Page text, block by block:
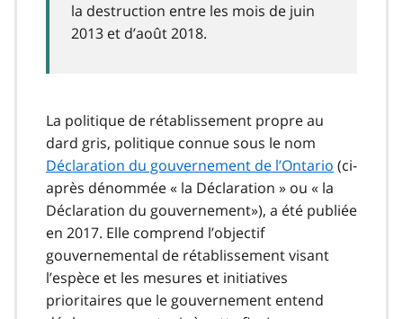
la destruction entre les mois de juin
2013 et d’août 2018.
La politique de rétablissement propre au
dard gris, politique connue sous le nom
Déclaration du gouvernement de l’Ontario (ci-
après dénommée « la Déclaration » ou « la
Déclaration du gouvernement»), a été publiée
en 2017. Elle comprend l’objectif
gouvernemental de rétablissement visant
l’espèce et les mesures et initiatives
prioritaires que le gouvernement entend